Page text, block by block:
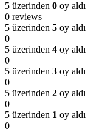
5 üzerinden 0 oy aldı
0 reviews
5 üzerinden 5 oy aldı
0
5 üzerinden 4 oy aldı
0
5 üzerinden 3 oy aldı
0
5 üzerinden 2 oy aldı
0
5 üzerinden 1 oy aldı
0